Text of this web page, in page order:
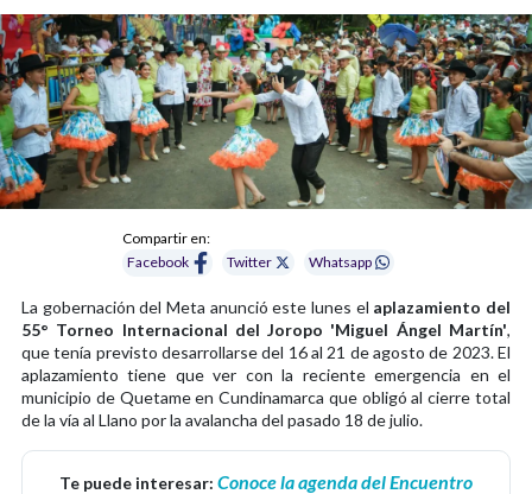
Compartir en:
Facebook
Twitter Whatsapp
La gobernación del Meta anunció este lunes el aplazamiento del
55° Torneo Internacional del Joropo 'Miguel Ángel Martín',
que tenía previsto desarrollarse del 16 al 21 de agosto de 2023. El
aplazamiento tiene que ver con la reciente emergencia en el
municipio de Quetame en Cundinamarca que obligó al cierre total
de la vía al Llano por la avalancha del pasado 18 de julio.
Te puede interesar: Conoce la agenda del Encuentro